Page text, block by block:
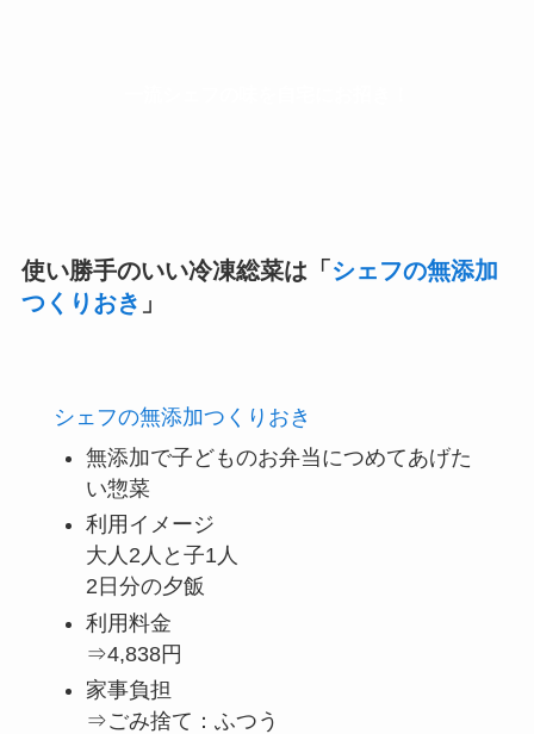
使い勝手のいい冷凍総菜は「 シェフの無添加
つくりおき 」
シェフの無添加つくりおき
無添加で子どものお弁当につめてあげた
い惣菜
利用イメージ
大人2人と子1人
2日分の夕飯
利用料金
⇒4,838円
家事負担
⇒ごみ捨て：ふつう